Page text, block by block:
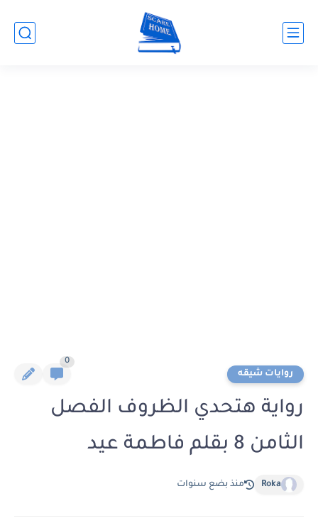
روايات شيقه
0
رواية هتحدي الظروف الفصل
الثامن 8 بقلم فاطمة عيد
Roka منذ بضع سنوات